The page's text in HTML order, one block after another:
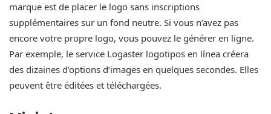
marque est de placer le logo sans inscriptions
supplémentaires sur un fond neutre. Si vous n’avez pas
encore votre propre logo, vous pouvez le générer en ligne.
Par exemple, le service Logaster logotipos en línea créera
des dizaines d’options d’images en quelques secondes. Elles
peuvent être éditées et téléchargées.